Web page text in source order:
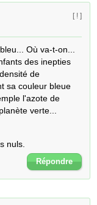
[ ! ]
Où va-t-on...
des inepties
de
sa couleur bleue
l'azote de
verte...
nuls.
Répondre